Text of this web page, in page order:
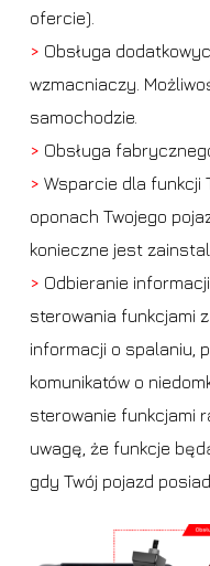
ofercie).
> Obsługa
wzmacniaczy.
samochodzie.
> Obsługa
> Wsparcie dla funkcji
oponach Twojego
konieczne jest
> Odbieranie
sterowania funkcjami
informacji o spalaniu,
komunikatów o
sterowanie funkcjami
uwagę, że funkcje
gdy Twój pojazd